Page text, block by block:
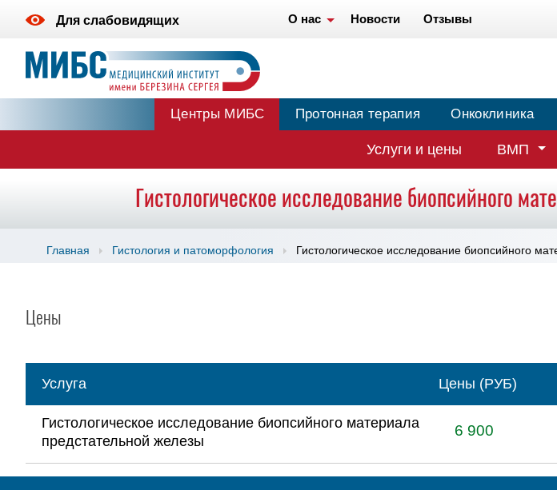
Для слабовидящих О нас Новости Отзывы
Центры МИБС Протонная терапия Онкоклиника
Услуги и цены ВМП
Гистологическое исследование биопсийного
Главная Гистология и патоморфология Гистологическое исследование биопсийного
Цены
Услуга Цены (РУБ)
Гистологическое исследование биопсийного материала
предстательной железы
6 900